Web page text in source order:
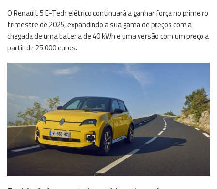
O Renault 5 E-Tech elétrico continuará a ganhar força no primeiro
trimestre de 2025, expandindo a sua gama de preços com a
chegada de uma bateria de 40 kWh e uma versão com um preço a
partir de 25.000 euros.